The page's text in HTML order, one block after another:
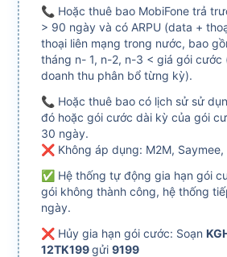
📞 Hoặc thuê bao MobiFone trả
> 90 ngày và có ARPU (data +
thoại liên mạng trong nước, bao
tháng n- 1, n-2, n-3 < giá gói cước
doanh thu phân bổ từng kỳ).
📞 Hoặc thuê bao có lịch sử sử
đó hoặc gói cước dài kỳ của gói
30 ngày.
❌ Không áp dụng: M2M, Saymee,
✅ Hệ thống tự động gia hạn gói
gói không thành công, hệ thống
ngày.
❌ Hủy gia hạn gói cước: Soạn
12TK199gửi 9199